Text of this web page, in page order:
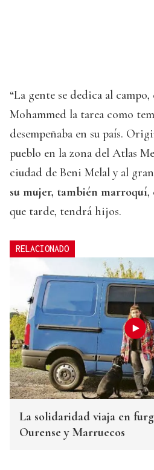
“La gente se dedica al
Mohammed la tarea como
desempeñaba en su país.
pueblo en la zona del Atlas
ciudad de Beni Melal y al
su mujer, también marroquí,
que tarde, tendrá hijos.
RELACIONADO
La solidaridad viaja en
Ourense y Marruecos